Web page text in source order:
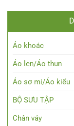
Áo khoác
Áo len/Áo thun
Áo sơ mi/Áo kiểu
BỘ SƯU TẬP
Chân váy